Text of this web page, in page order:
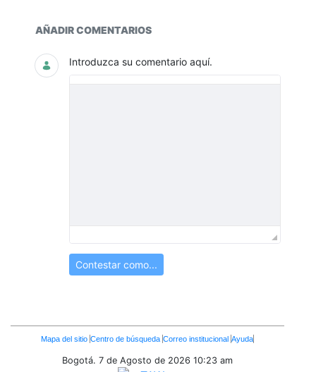
Documentos y multimedia
AÑADIR COMENTARIOS
Introduzca su comentario aquí.
Contestar como...
Enlaces
Inferiores
Mapa del sitio Centro de búsqueda Correo institucional Ayuda
Bogotá. 7 de Agosto de 2026 10:23 am